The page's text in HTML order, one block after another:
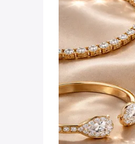
Jewelry